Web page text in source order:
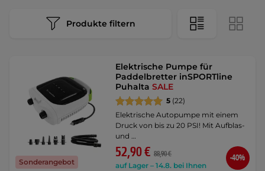
Produkte filtern
Sonderangebot
Elektrische Pumpe für
Paddelbretter inSPORTline
PuhaltaSALE
5 (22)
Elektrische Autopumpe mit einem
Druck von bis zu 20 PSI! Mit Aufblas-
und …
52,90 € 88,90 €
auf Lager – 14.8. bei Ihnen
-40%